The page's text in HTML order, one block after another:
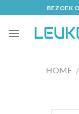
to
content
BEZOEK
HOME /